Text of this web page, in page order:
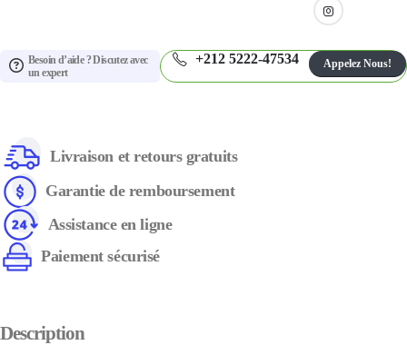
Besoin d’aide ? Discutez avec
un expert
+212 5222-47534 Appelez Nous!
Livraison et retours gratuits
Garantie de remboursement
Assistance en ligne
Paiement sécurisé
Description